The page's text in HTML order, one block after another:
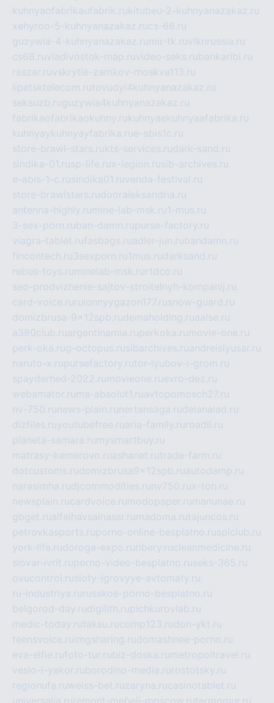
kuhnyaofabrikaufabrik.rukitubeu-2-kuhnyanazakaz.ru
xehyroo-5-kuhnyanazakaz.rucs-68.ru
guzywia-4-kuhnyanazakaz.ru mir-tk.ruvlknrussia.ru
cs68.ruvladivostok-map.ruvideo-seks.rubankaribi.ru
raszar.ruvskrytie-zamkov-moskva113.ru
lipetsktelecom.rutovudyi4kuhnyanazakaz.ru
seksuzb.ruguzywia4kuhnyanazakaz.ru
fabrikaofabrikaokuhny.rukuhnyaekuhnyaafabrika.ru
kuhnyaykuhnyayfabrika.rue-abis1c.ru
store-brawl-stars.rukts-services.rudark-sand.ru
sindika-01.rusp-life.rux-legion.rusib-archives.ru
e-abis-1-c.rusindika01.ruvenda-festival.ru
store-brawlstars.rudooraleksandria.ru
antenna-highly.ru mine-lab-msk.ru1-mus.ru
3-sex-porn.ruban-damn.rupurse-factory.ru
viagra-tablet.rufasbags.ruadler-jun.rubandamn.ru
fincontech.ru3sexporn.ru1mus.rudarksand.ru
rebus-toys.ru minelab-msk.ru rtdco.ru
seo-prodvizhenie-sajtov-stroitelnyh-kompanij.ru
card-voice.ru rulonnyygazon177.rusnow-guard.ru
domizbrusa-9x12spb.rudemaholding.ruaalse.ru
a380club.ruargentinamia.ruperkoka.ru movie-one.ru
perk-oka.rug-octopus.rusibarchives.ruandreislyusar.ru
naruto-x.rupursefactory.rutor-lyubov-i-grom.ru
spayderhed-2022.ru movieone.ruevro-dez.ru
webamator.ru ma-absolut1.ruavtopomosch27.ru
nv-750.ru news-plain.ru nertansaga.rudelanalad.ru
dizfiles.ruyoutubefree.ruaria-family.ru roadli.ru
planeta-samara.ru mysmartbuy.ru
matrasy-kemerovo.ruashanet.rutrade-farm.ru
dotcustoms.rudomizbrusa9x12spb.ruautodamp.ru
narasimha.rudjcommodities.ru nv750.rux-ton.ru
newsplain.rucardvoice.ru modopaper.ru manunae.ru
gbget.rualfeihavsalnassr.ru madoma.rutajuncos.ru
petrovkasports.ruporno-online-besplatno.rusplclub.ru
york-life.rudoroga-expo.ru ribery.rucleanmedicine.ru
slovar-ivrit.ruporno-video-besplatno.ruseks-365.ru
ovucontrol.rusloty-igrovyye-avtomaty.ru
ru-industriya.ru russkoe-porno-besplatno.ru
belgorod-day.rudigilith.rupichkurovlab.ru
medic-today.rutaksu.rucomp123.rudon-ykt.ru
teensvoice.ru imgsharing.rudomashnee-porno.ru
eva-elfie.rufoto-tur.rubiz-doska.ru metropoltravel.ru
veslo-i-yakor.ruborodino-media.ru rostotsky.ru
regionufa.ruweiss-bet.ruzaryna.rucasinotablet.ru